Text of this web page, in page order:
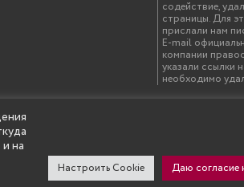
содействие,
страницы. Для
прислали нам
E-mail
компании
указали ссылки
необходимо
государственный инженерно-
на
Настроить Cookie Даю согласие